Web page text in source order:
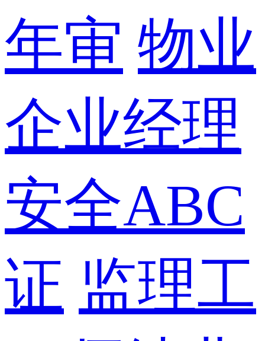
年审 物业
企业经理
安全ABC
证 监理工